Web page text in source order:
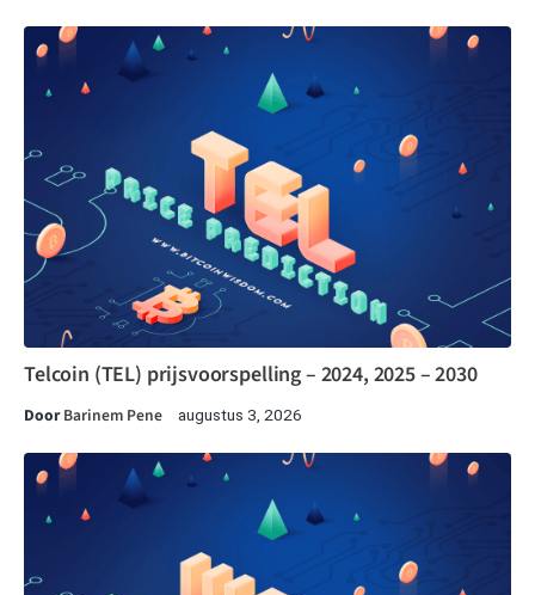
Telcoin (TEL) prijsvoorspelling – 2024, 2025 – 2030
DoorBarinem Pene augustus 3, 2026